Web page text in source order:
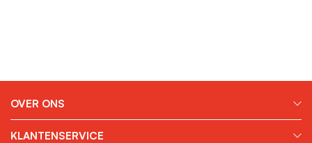
OVER ONS
KLANTENSERVICE